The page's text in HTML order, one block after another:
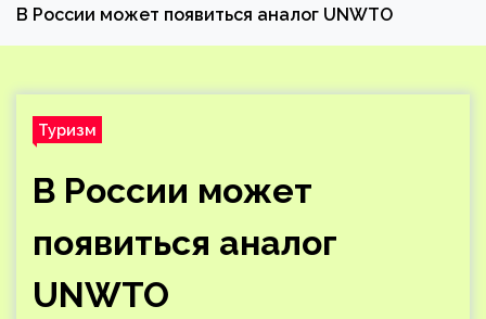
В России может появиться аналог UNWTO
Туризм
В России может
появиться аналог
UNWTO